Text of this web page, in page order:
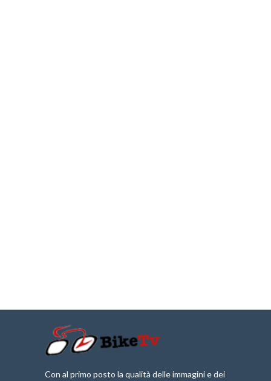
Con al primo posto la qualità delle immagini e dei